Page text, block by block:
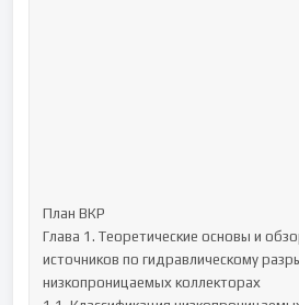
План ВКР
Глава 1. Теоретические основы и
источников по гидравлическому
низкопроницаемых коллекторах